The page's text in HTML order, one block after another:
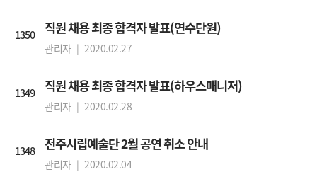
1350 직원 채용 최종 합격자 발표(연수단원)
관리자 | 2020.02.27
1349 직원 채용 최종 합격자 발표(하우스매니저)
관리자 | 2020.02.28
1348 전주시립예술단 2월 공연 취소 안내
관리자 | 2020.02.04